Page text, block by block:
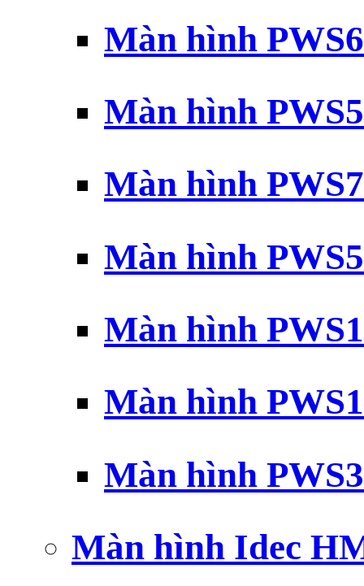
Màn hình
Màn hình
Màn hình
Màn hình
Màn hình
Màn hình
Màn hình
Màn hình Idec